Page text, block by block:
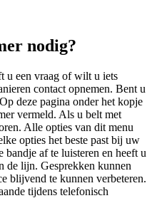
nodig?
u een vraag of wilt u iets
contact opnemen. Bent u
deze pagina onder het kopje
vermeld. Als u belt met
Alle opties van dit menu
opties het beste past bij uw
af te luisteren en heeft u
de lijn. Gesprekken kunnen
blijvend te kunnen verbeteren.
tijdens telefonisch